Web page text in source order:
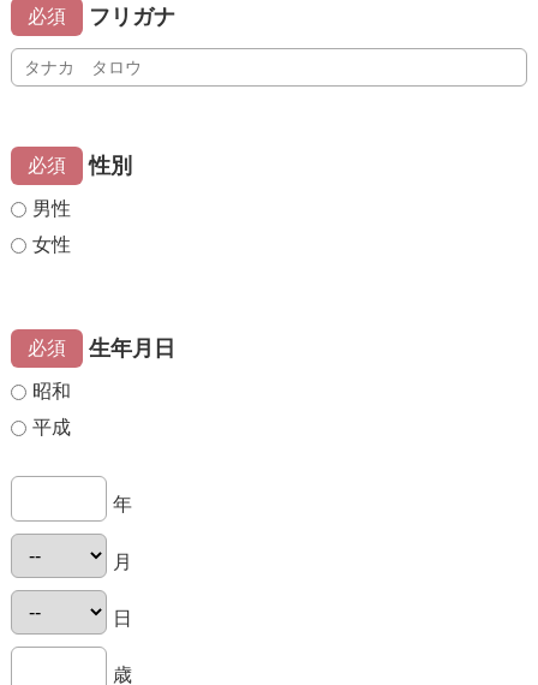
必須 フリガナ
必須 性別
男性
女性
必須 生年月日
昭和
平成
年
月
日
歳